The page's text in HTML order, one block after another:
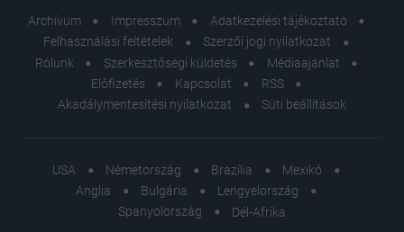
Archívum Impresszum
Adatkezelési tájékoztató
Felhasználási feltételek
Szerzői jogi nyilatkozat
Rólunk
Szerkesztőségi küldetés
Médiaajánlat
Előfizetés
Kapcsolat
RSS
Akadálymentesítési nyilatkozat
Süti beállítások
USA Németország Brazília
Mexikó
Anglia
Bulgária
Lengyelország
Spanyolország
Dél-Afrika